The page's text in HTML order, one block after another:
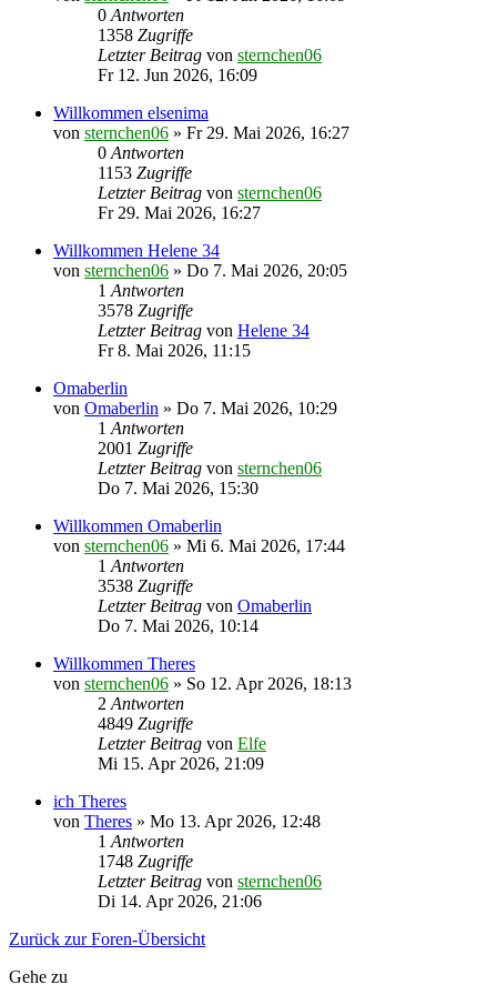
0Antworten
1358 Zugriffe
Letzter Beitrag von sternchen06
Fr 12. Jun 2026, 16:09
Willkommen elsenima
von sternchen06 » Fr 29. Mai 2026, 16:27
0Antworten
1153 Zugriffe
Letzter Beitrag von sternchen06
Fr 29. Mai 2026, 16:27
Willkommen Helene 34
von sternchen06 » Do 7. Mai 2026, 20:05
1Antworten
3578 Zugriffe
Letzter Beitrag von Helene 34
Fr 8. Mai 2026, 11:15
Omaberlin
von Omaberlin » Do 7. Mai 2026, 10:29
1Antworten
2001 Zugriffe
Letzter Beitrag von sternchen06
Do 7. Mai 2026, 15:30
Willkommen Omaberlin
von sternchen06 » Mi 6. Mai 2026, 17:44
1Antworten
3538 Zugriffe
Letzter Beitrag von Omaberlin
Do 7. Mai 2026, 10:14
Willkommen Theres
von sternchen06 » So 12. Apr 2026, 18:13
2Antworten
4849 Zugriffe
Letzter Beitrag von Elfe
Mi 15. Apr 2026, 21:09
ich Theres
von Theres » Mo 13. Apr 2026, 12:48
1Antworten
1748 Zugriffe
Letzter Beitrag von sternchen06
Di 14. Apr 2026, 21:06
Zurück zur Foren-Übersicht
Gehe zu